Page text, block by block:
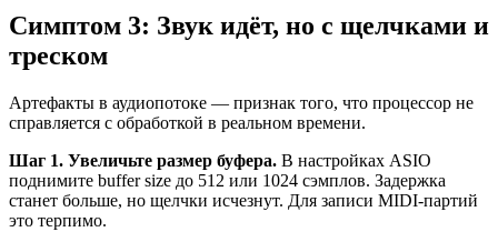
Симптом 3: Звук идёт, но с щелчками и
треском
Артефакты в аудиопотоке — признак того, что процессор не
справляется с обработкой в реальном времени.
Шаг 1. Увеличьте размер буфера. В настройках ASIO
поднимите buffer size до 512 или 1024 сэмплов. Задержка
станет больше, но щелчки исчезнут. Для записи MIDI-партий
это терпимо.